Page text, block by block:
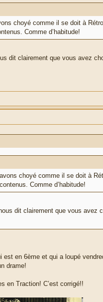
choyé comme il se doit à
Comme d’habitude!
dit clairement que vous avez
choyé comme il se doit à
Comme d’habitude!
dit clairement que vous avez
est en 6ème et qui a loupé
drame!
en Traction! C’est corrigé!!